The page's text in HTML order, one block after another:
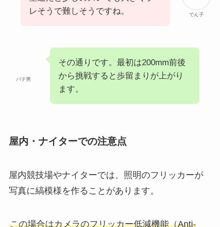
でん子
レそうで難しそうですね。
バテ男
その通りです。最初は200mm前後
から挑戦すると歩留まりが上がり
ます。
屋内・ナイターでの注意点
屋内競技場やナイターでは、照明のフリッカーが
写真に縞模様を作ることがあります。
この場合はカメラのフリッカー低減機能（Anti-